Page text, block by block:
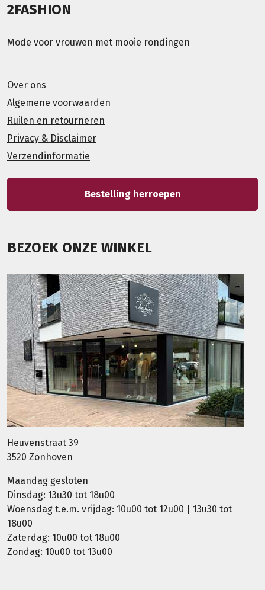
2FASHION
Mode voor vrouwen met mooie rondingen
Over ons
Algemene voorwaarden
Ruilen en retourneren
Privacy & Disclaimer
Verzendinformatie
Bestelling herroepen
BEZOEK ONZE WINKEL
Heuvenstraat 39
3520 Zonhoven
Maandag gesloten
Dinsdag: 13u30 tot 18u00
Woensdag t.e.m. vrijdag: 10u00 tot 12u00 | 13u30 tot
18u00
Zaterdag: 10u00 tot 18u00
Zondag: 10u00 tot 13u00